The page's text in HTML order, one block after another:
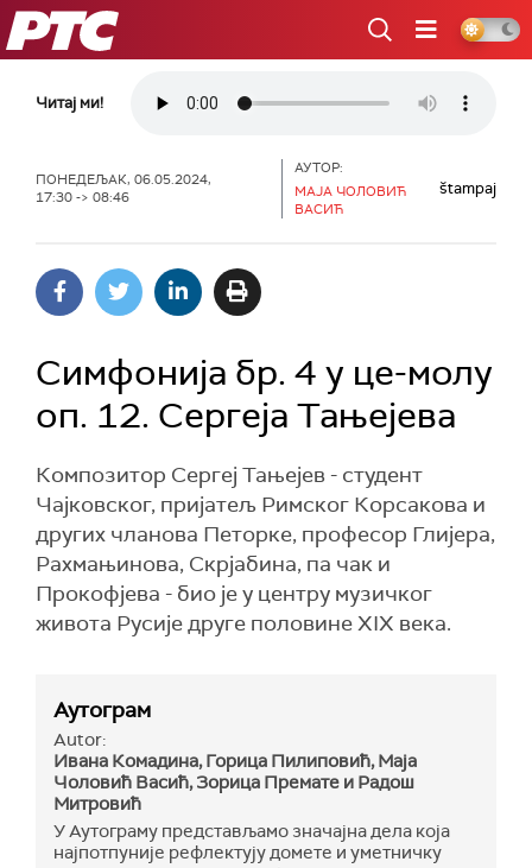
РТС
Читај ми!
ПОНЕДЕЉАК, 06.05.2024,
17:30 -> 08:46
АУТОР:
МАЈА ЧОЛОВИЋ
ВАСИЋ
štampaj
Симфонија бр. 4 у це-молу
оп. 12. Сергеја Тањејева
Композитор Сергеј Тањејев - студент
Чајковског, пријатељ Римског Корсакова и
других чланова Петорке, професор Глијера,
Рахмањинова, Скрјабина, па чак и
Прокофјева - био је у центру музичког
живота Русије друге половине XIX века.
Аутограм
Autor:
Ивана Комадина, Горица Пилиповић, Маја
Чоловић Васић, Зорица Премате и Радош
Митровић
У Аутограму представљамо значајна дела која
најпотпуније рефлектују домете и уметничку